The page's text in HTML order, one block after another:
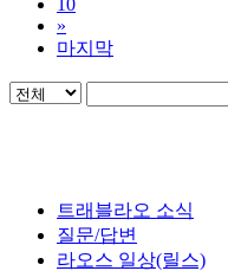
»
마지막
트래블라오 소식
질문/답변
라오스 일상(릴스)